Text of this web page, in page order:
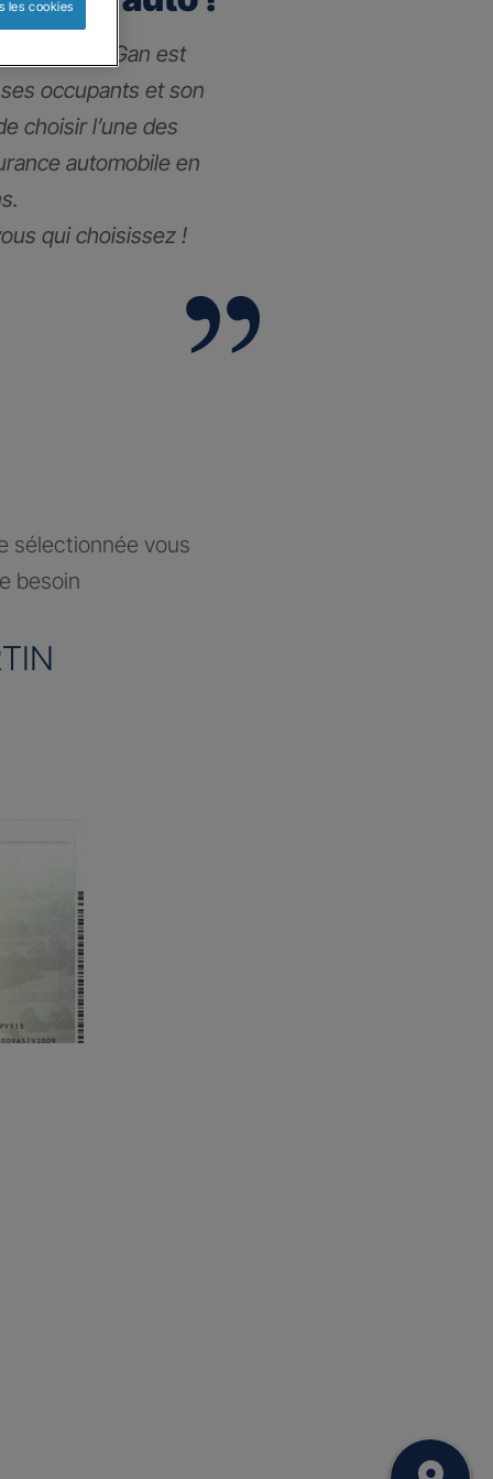
Gan est
occupants et son
choisir l’une des
automobile en
qui choisissez !
sélectionnée vous
besoin
les cookies